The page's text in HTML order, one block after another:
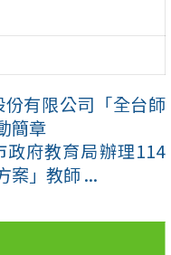
份有限公司「全台師
簡章
政府教育局辦理114
案」教師 ...